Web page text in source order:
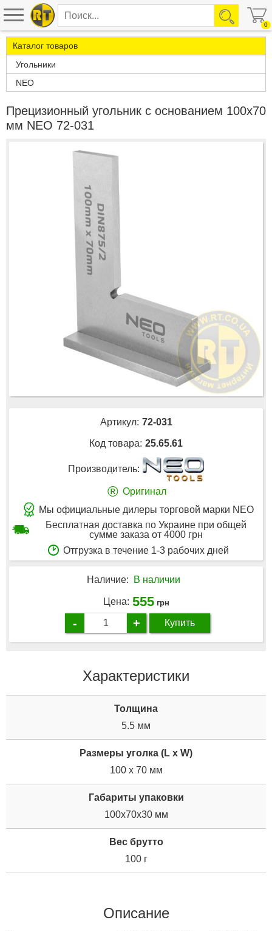
0
Каталог товаров
Угольники
NEO
Прецизионный угольник с основанием 100x70
мм NEO 72-031
Артикул: 72-031
Код товара: 25.65.61
Производитель:
® Оригинал
Мы официальные дилеры торговой марки NEO
Бесплатная доставка по Украине при общей
сумме заказа от 4000 грн
Отгрузка в течение 1-3 рабочих дней
Наличие: В наличии
Цена: 555 грн
- + Купить
Характеристики
Толщина
5.5 мм
Размеры уголка (L x W)
100 x 70 мм
Габариты упаковки
100x70x30 мм
Вес брутто
100 г
Описание